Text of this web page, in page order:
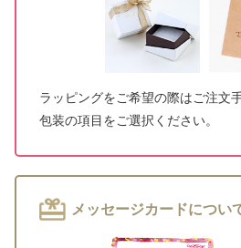
ラッピングをご希望の際はご注文
包装の項目をご選択ください。
メッセージカードについ